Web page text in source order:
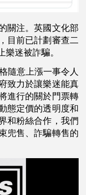
關注。英國文化部
目前已計劃審查二
迷被詐騙。
隨意上漲一事令人
致力於讓樂迷能真
進行的關於門票轉
態定價的透明度和
和粉絲合作，我們
兜售、詐騙轉售的